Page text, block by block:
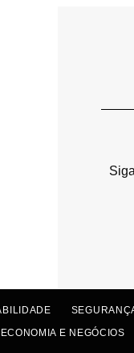
ECONOMIA E NEGÓCIOS